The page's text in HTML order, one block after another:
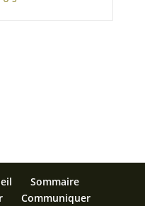
Sommaire
Communiquer